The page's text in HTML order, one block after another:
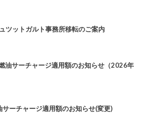
ツットガルト事務所移転のご案内
油サーチャージ適用額のお知らせ（2026年
ーチャージ適用額のお知らせ(変更)